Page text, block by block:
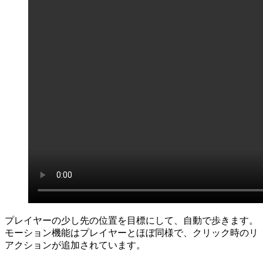
プレイヤーの少し先の位置を目標にして、自動で歩きます。
モーション機能はプレイヤーとほぼ同様で、クリック時のリ
アクションが追加されています。